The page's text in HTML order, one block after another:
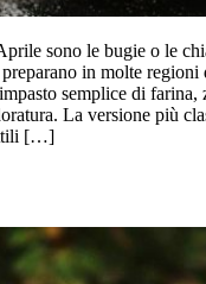
sono le bugie o le
in molte regioni
semplice di farina,
La versione più
[…]